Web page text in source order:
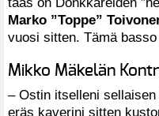
Marko ”Toppe”
vuosi sitten. Tämä
Mikko Mäkelän
– Ostin itselleni
eräs kaverini sitten